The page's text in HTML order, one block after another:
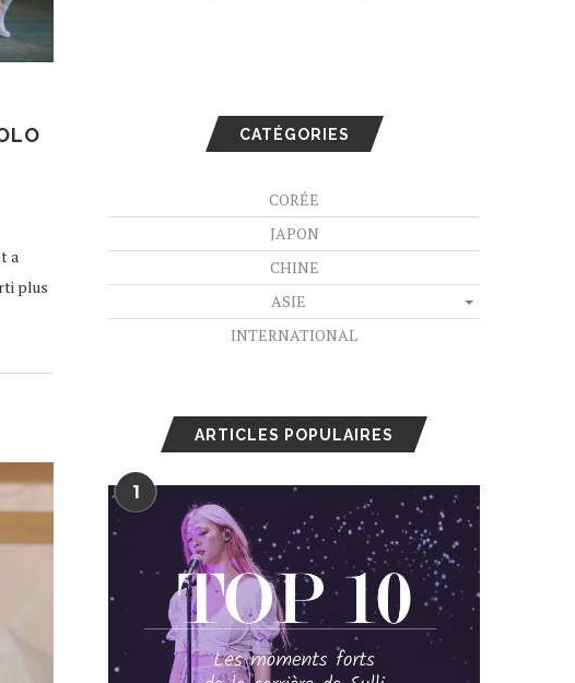
a
plus
CATÉGORIES
CORÉE
JAPON
CHINE
ASIE
INTERNATIONAL
ARTICLES POPULAIRES
1